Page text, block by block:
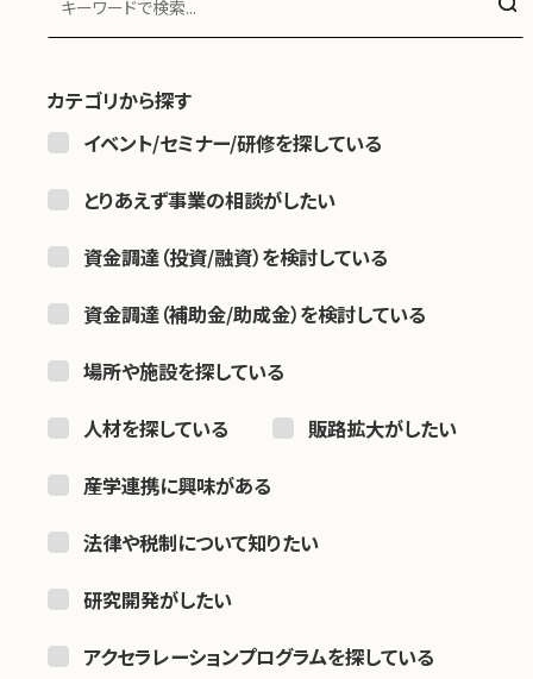
ABOUT
お問い合わせ
カテゴリから探す
イベント/セミナー/研修を探している
とりあえず事業の相談がしたい
資金調達（投資/融資）を検討している
資金調達（補助金/助成金）を検討している
場所や施設を探している
人材を探している
販路拡大がしたい
産学連携に興味がある
法律や税制について知りたい
研究開発がしたい
アクセラレーションプログラムを探している